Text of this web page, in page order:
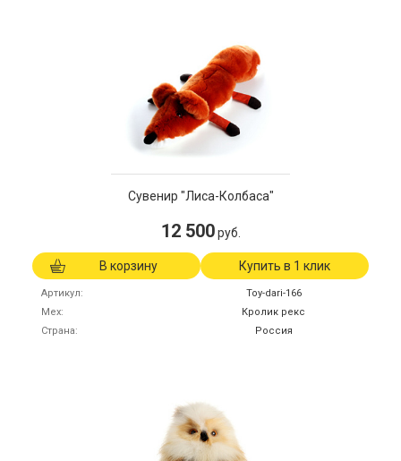
Сувенир "Лиса-Колбаса"
12 500 руб.
В корзину Купить в 1 клик
Артикул
Toy-dari-166
Мех
Кролик рекс
Страна
Россия